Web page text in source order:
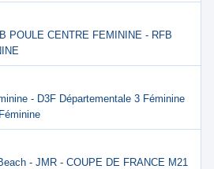
POULE CENTRE FEMININE - RFB
- D3F Départementale 3 Féminine
- JMR - COUPE DE FRANCE M21